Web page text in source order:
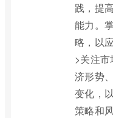
践，提
能力。
略，以
>关注
济形势
变化，
策略和